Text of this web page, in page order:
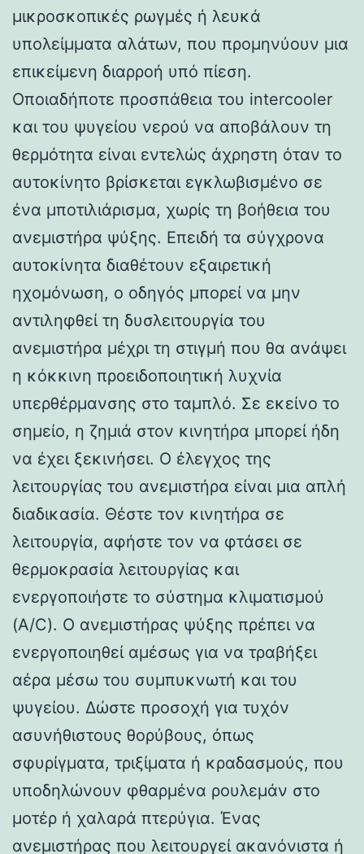
μικροσκοπικές ρωγμές ή λευκά
υπολείμματα αλάτων, που προμηνύουν μια
επικείμενη διαρροή υπό πίεση.
Οποιαδήποτε προσπάθεια του intercooler
και του ψυγείου νερού να αποβάλουν τη
θερμότητα είναι εντελώς άχρηστη όταν το
αυτοκίνητο βρίσκεται εγκλωβισμένο σε
ένα μποτιλιάρισμα, χωρίς τη βοήθεια του
ανεμιστήρα ψύξης. Επειδή τα σύγχρονα
αυτοκίνητα διαθέτουν εξαιρετική
ηχομόνωση, ο οδηγός μπορεί να μην
αντιληφθεί τη δυσλειτουργία του
ανεμιστήρα μέχρι τη στιγμή που θα ανάψει
η κόκκινη προειδοποιητική λυχνία
υπερθέρμανσης στο ταμπλό. Σε εκείνο το
σημείο, η ζημιά στον κινητήρα μπορεί ήδη
να έχει ξεκινήσει. Ο έλεγχος της
λειτουργίας του ανεμιστήρα είναι μια απλή
διαδικασία. Θέστε τον κινητήρα σε
λειτουργία, αφήστε τον να φτάσει σε
θερμοκρασία λειτουργίας και
ενεργοποιήστε το σύστημα κλιματισμού
(A/C). Ο ανεμιστήρας ψύξης πρέπει να
ενεργοποιηθεί αμέσως για να τραβήξει
αέρα μέσω του συμπυκνωτή και του
ψυγείου. Δώστε προσοχή για τυχόν
ασυνήθιστους θορύβους, όπως
σφυρίγματα, τριξίματα ή κραδασμούς, που
υποδηλώνουν φθαρμένα ρουλεμάν στο
μοτέρ ή χαλαρά πτερύγια. Ένας
ανεμιστήρας που λειτουργεί ακανόνιστα ή